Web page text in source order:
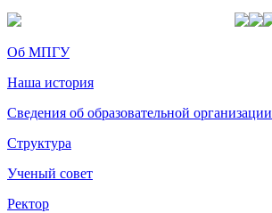
Об МПГУ
Наша история
Сведения об образовательной организации
Структура
Ученый совет
Ректор